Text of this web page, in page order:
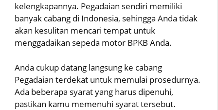
kelengkapannya. Pegadaian sendiri memiliki
banyak cabang di Indonesia, sehingga Anda tidak
akan kesulitan mencari tempat untuk
menggadaikan sepeda motor BPKB Anda.
Anda cukup datang langsung ke cabang
Pegadaian terdekat untuk memulai prosedurnya.
Ada beberapa syarat yang harus dipenuhi,
pastikan kamu memenuhi syarat tersebut.